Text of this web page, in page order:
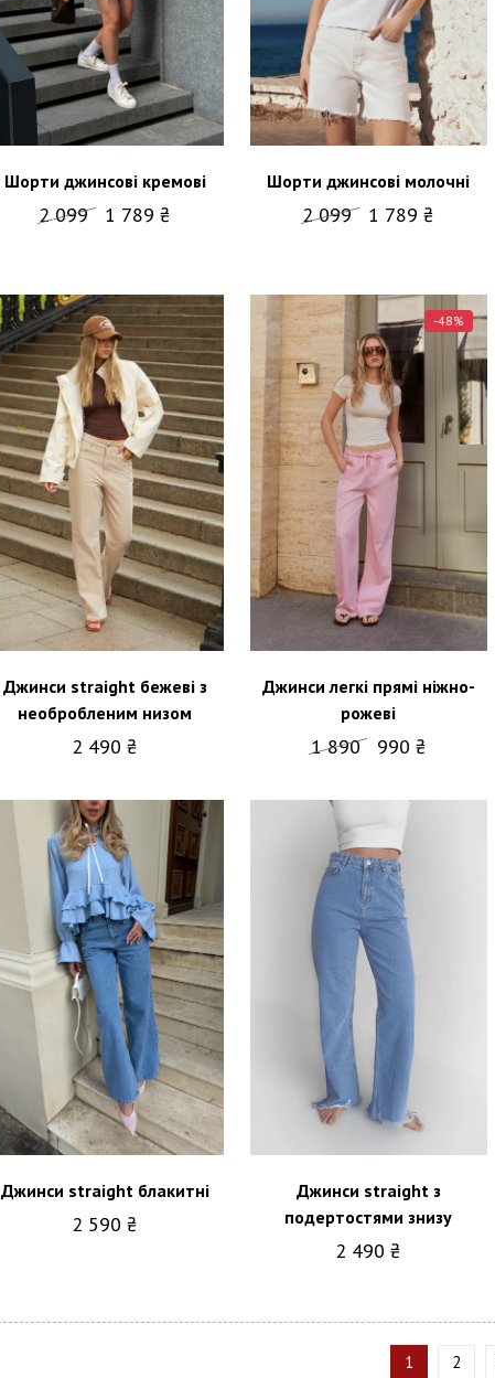
Шорти джинсові кремові
2 099 1 789 ₴
Шорти джинсові молочні
2 099 1 789 ₴
Джинси straight бежеві з
необробленим низом
2 490 ₴
-48%
Джинси легкі прямі ніжно-
рожеві
1 890 990 ₴
Джинси straight блакитні
2 590 ₴
Джинси straight з
подертостями знизу
2 490 ₴
1 2